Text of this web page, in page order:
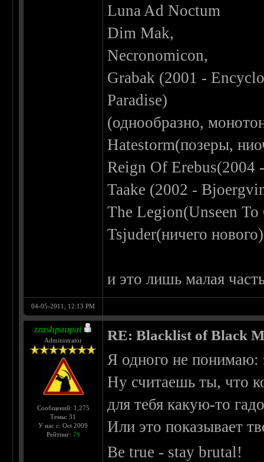
Luna Ad Noctum
Dim Mak,
Necronomicon,
Grabak (2001 -
Paradise)
(однообразно,
Hatestorm(позеры,
Reign Of Erebus(2004
Taake (2002 -
The Legion(Unseen
Tsjuder(ничего нового)
и это лишь малая
04-05-2011, 12:13 PM
zzashpaupat
Administrator
Сообщений: 1,275
Темы: 31
У нас с: Oct 2009
Рейтинг: 79
RE: Blacklist of Black
Я одного не понимаю:
Ну считаешь ты, что
для тебя какую-то
Или это показывает
Be true - stay brutal!